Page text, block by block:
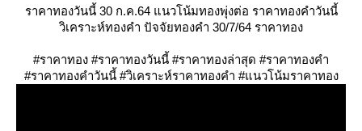
ราคาทองวันนี้ 30 ก.ค.64 แนวโน้มทองพุ่งต่อ ราคาทองคำวันนี้
วิเคราะห์ทองคำ ปัจจัยทองคำ 30/7/64 ราคาทอง
#ราคาทอง #ราคาทองวันนี้ #ราคาทองล่าสุด #ราคาทองคำ
#ราคาทองคำวันนี้ #วิเคราะห์ราคาทองคำ #แนวโน้มราคาทอง